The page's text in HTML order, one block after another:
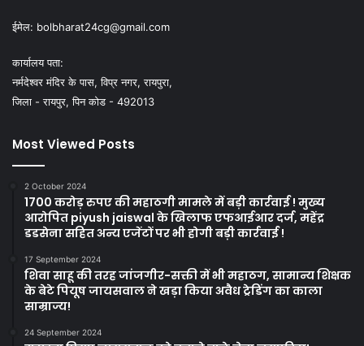
ईमेल: bolbharat24cg@gmail.com
कार्यालय पता:
नर्मदेश्वर मंदिर के पास, विप्र नगर, रायपुरा,
जिला - रायपुर, पिन कोड - 492013
Most Viewed Posts
2 October 2024
1700 करोड़ रुपए की महाठगी मामले में बड़ी कार्रवाई ! मुख्य
आरोपित piyush jaiswal के खिलाफ एफआईआर दर्ज, महेंद्र
डडसेना सहित अन्य एजेंटों पर भी होगी बड़ी कार्रवाई !
17 September 2024
शिवा साहू की तरह जांजगीर-सक्ती में भी महाठग, सामान्य शिक्षक
के बेटे पियूष जायसवाल ने खड़ा किया अवैध ट्रेडिंग का काला
साम्राज्य!
24 September 2024